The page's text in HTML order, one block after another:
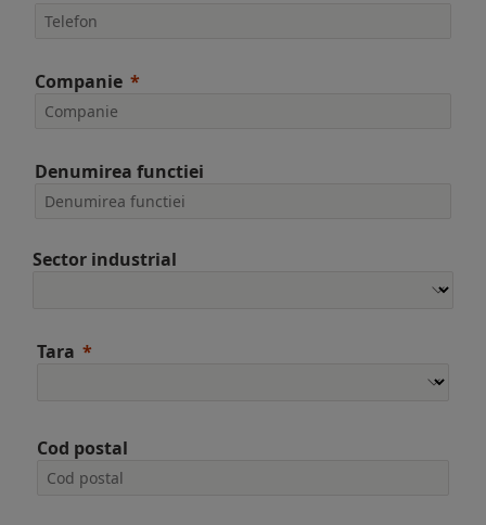
Companie
Denumirea functiei
Sector industrial
Tara
Cod postal